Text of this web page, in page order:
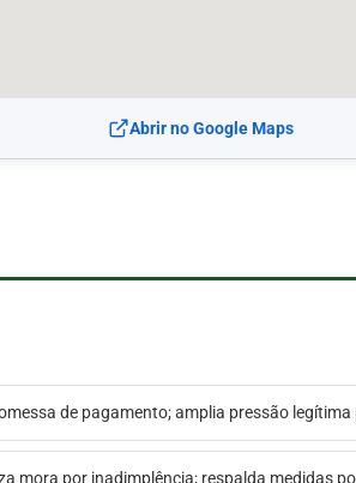
Abrir no Google Maps
de pagamento; amplia pressão
mora por inadimplência; respalda medidas